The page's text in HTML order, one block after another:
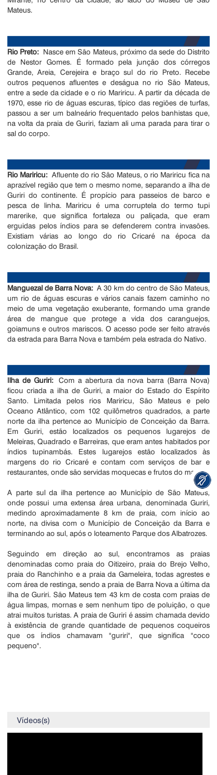
Mateus.
Rio Preto: Nasce em São Mateus, próximo da sede do Distrito
de Nestor Gomes. É formado pela junção dos córregos
Grande, Areia, Cerejeira e braço sul do rio Preto. Recebe
outros pequenos afluentes e deságua no rio São Mateus,
entre a sede da cidade e o rio Mariricu. A partir da década de
1970, esse rio de águas escuras, típico das regiões de turfas,
passou a ser um balneário frequentado pelos banhistas que,
na volta da praia de Guriri, faziam ali uma parada para tirar o
sal do corpo.
Rio Mariricu: Afluente do rio São Mateus, o rio Mariricu fica na
aprazível região que tem o mesmo nome, separando a ilha de
Guriri do continente. É propício para passeios de barco e
pesca de linha. Mariricu é uma corruptela do termo tupi
marerike, que significa fortaleza ou paliçada, que eram
erguidas pelos índios para se defenderem contra invasões.
Existiam várias ao longo do rio Cricaré na época da
colonização do Brasil.
Manguezal de Barra Nova:A 30 km do centro de São Mateus,
um rio de águas escuras e vários canais fazem caminho no
meio de uma vegetação exuberante, formando uma grande
área de mangue que protege a vida dos caranguejos,
goiamuns e outros mariscos. O acesso pode ser feito através
da estrada para Barra Nova e também pela estrada do Nativo.
Ilha de Guriri: Com a abertura da nova barra (Barra Nova)
ficou criada a ilha de Guriri, a maior do Estado do Espírito
Santo. Limitada pelos rios Mariricu, São Mateus e pelo
Oceano Atlântico, com 102 quilômetros quadrados, a parte
norte da ilha pertence ao Município de Conceição da Barra.
Em Guriri, estão localizados os pequenos lugarejos de
Meleiras, Quadrado e Barreiras, que eram antes habitados por
índios tupinambás. Estes lugarejos estão localizados às
margens do rio Cricaré e contam com serviços de bar e
restaurantes, onde são servidas moquecas e frutos do mar.
A parte sul da ilha pertence ao Município de São Mateus,
onde possui uma extensa área urbana, denominada Guriri,
medindo aproximadamente 8 km de praia, com início ao
norte, na divisa com o Município de Conceição da Barra e
terminando ao sul, após o loteamento Parque dos Albatrozes.
Seguindo em direção ao sul, encontramos as praias
denominadas como praia do Oitizeiro, praia do Brejo Velho,
praia do Ranchinho e a praia da Gameleira, todas agrestes e
com área de restinga, sendo a praia de Barra Nova a última da
ilha de Guriri. São Mateus tem 43 km de costa com praias de
água limpas, mornas e sem nenhum tipo de poluição, o que
atrai muitos turistas. A praia de Guriri é assim chamada devido
à existência de grande quantidade de pequenos coqueiros
que os índios chamavam "guriri", que significa "coco
pequeno".
Vídeos(s)